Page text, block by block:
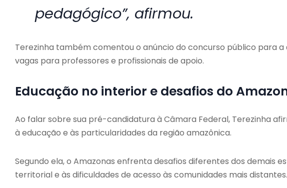
pedagógico”, afirmou.
Terezinha também comentou o anúncio do concurso público para
vagas para professores e profissionais de apoio.
Educação no interior e desafios do
Ao falar sobre sua pré-candidatura à Câmara Federal, Terezinha
à educação e às particularidades da região amazônica.
Segundo ela, o Amazonas enfrenta desafios diferentes dos demais
territorial e às dificuldades de acesso às comunidades mais distantes.